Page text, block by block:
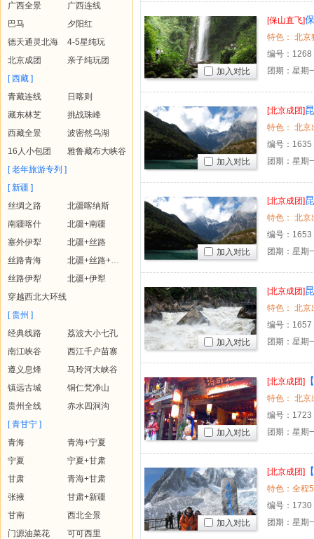
广西全景
广西连线
巴马
夕阳红
德天通灵北海
4-5星纯玩
北京成团
亲子纯玩团
[ 西藏 ]
青藏连线
日喀则
藏东林芝
挑战珠峰
西藏全景
波密然乌湖
16人小包团
雅鲁藏布大峡谷
[ 老年旅游专列 ]
[ 新疆 ]
丝绸之路
北疆喀纳斯
南疆喀什
北疆+南疆
塞外伊犁
北疆+丝路
丝路青海
北疆+丝路+青海
丝路伊犁
北疆+伊犁
穿越西北大环线
[ 贵州 ]
经典线路
荔波大小七孔
南江峡谷
西江千户苗寨
遵义息烽
马玲河大峡谷
镇远古城
铜仁梵净山
贵州全线
赤水四洞沟
[ 青甘宁 ]
青海
青海+宁夏
宁夏
宁夏+甘肃
甘肃
青海+甘肃
张掖
甘肃+新疆
甘南
西北全景
门源油菜花
可可西里
[保山直飞]
编号： 1268
团期：星期
加入对比
[北京成团]
编号： 1635
团期：星期
加入对比
[北京成团]
编号： 1653
团期：星期
加入对比
[北京成团]
编号： 1657
团期：星期
加入对比
[北京成团]
编号： 1723
团期：星期
加入对比
[北京成团]
编号： 1730
团期：星期
加入对比